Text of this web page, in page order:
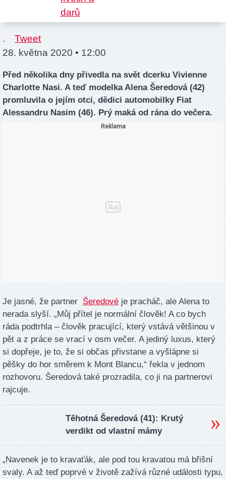
.
Tweet
28. května 2020 • 12:00
Před několika dny přivedla na svět dcerku Vivienne
Charlotte Nasi. A teď modelka Alena Šeredová (42)
promluvila o jejím otci, dědici automobilky Fiat
Alessandru Nasim (46). Prý maká od rána do večera.
Je jasné, že partner Šeredové je pracháč, ale Alena to
nerada slyší. „Můj přítel je normální člověk! A co bych
ráda podtrhla – člověk pracující, který vstává většinou v
pět a z práce se vrací v osm večer. A jediný luxus, který
si dopřeje, je to, že si občas přivstane a vyšlápne si
pěšky do hor směrem k Mont Blancu,“ řekla v jednom
rozhovoru. Šeredová také prozradila, co ji na partnerovi
rajcuje.
Těhotná Šeredová (41): Krutý
verdikt od vlastní mámy
„Navenek je to kravaťák, ale pod tou kravatou má břišní
svaly. A až teď poprvé v životě zažívá různé události typu,